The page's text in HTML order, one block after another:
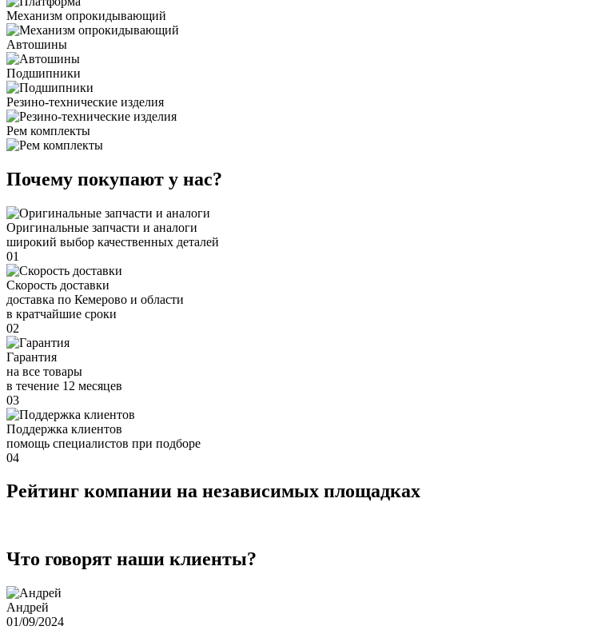
Механизм опрокидывающий
Автошины
Подшипники
Резино-технические изделия
Рем комплекты
Почему покупают у нас?
Оригинальные запчасти и аналоги
широкий выбор качественных деталей
01
Скорость доставки
доставка по Кемерово и области
в кратчайшие сроки
02
Гарантия
на все товары
в течение 12 месяцев
03
Поддержка клиентов
помощь специалистов при подборе
04
Рейтинг компании на независимых площадках
Что говорят наши клиенты?
Андрей
01/09/2024